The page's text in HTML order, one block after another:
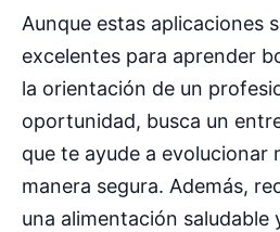
Aunque estas aplicaciones
excelentes para aprender
la orientación de un
oportunidad, busca un
que te ayude a evolucionar
manera segura. Además,
una alimentación saludable